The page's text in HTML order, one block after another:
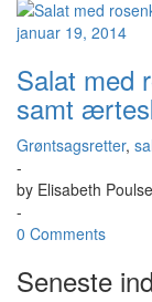
januar 19, 2014
Salat med
samt
Grøntsagsretter,
-
by Elisabeth
-
0 Comments
Seneste